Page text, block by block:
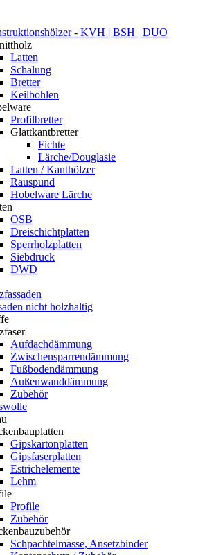
- KVH | BSH | DUO
Latten
Schalung
Bretter
Keilbohlen
Profilbretter
Glattkantbretter
Fichte
Lärche/Douglasie
Latten / Kanthölzer
Rauspund
Hobelware Lärche
OSB
Dreischichtplatten
Sperrholzplatten
Siebdruck
DWD
nicht holzhaltig
Aufdachdämmung
Zwischensparrendämmung
Fußbodendämmung
Außenwanddämmung
Zubehör
Gipskartonplatten
Gipsfaserplatten
Estrichelemente
Lehm
Profile
Zubehör
Schpachtelmasse, Ansetzbinder